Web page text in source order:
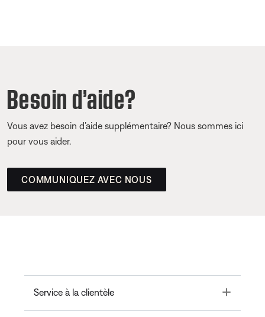
Besoin d’aide?
Vous avez besoin d’aide supplémentaire? Nous sommes ici
pour vous aider.
COMMUNIQUEZ AVEC NOUS
Service à la clientèle Toggle